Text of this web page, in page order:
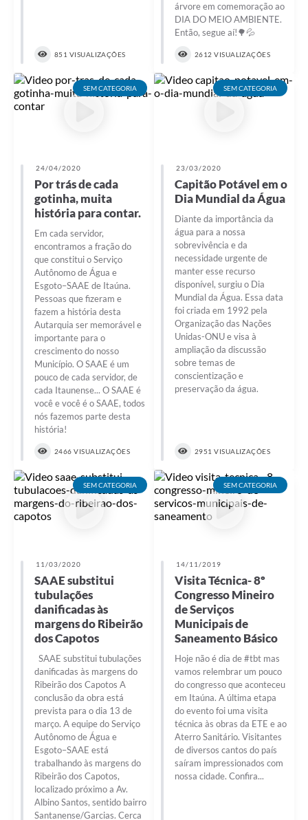
851 VISUALIZAÇÕES
árvore em comemoração ao
DIA DO MEIO AMBIENTE.
Então, segue aí!🌳💦
2612 VISUALIZAÇÕES
SEM CATEGORIA
24/04/2020
Por trás de cada
gotinha, muita
história para contar.
Em cada servidor,
encontramos a fração do
que constitui o Serviço
Autônomo de Água e
Esgoto–SAAE de Itaúna.
Pessoas que fizeram e
fazem a história desta
Autarquia ser memorável e
importante para o
crescimento do nosso
Município. O SAAE é um
pouco de cada servidor, de
cada Itaunense... O SAAE é
você e você é o SAAE, todos
nós fazemos parte desta
história!
2466 VISUALIZAÇÕES
SEM CATEGORIA
23/03/2020
Capitão Potável em o
Dia Mundial da Água
Diante da importância da
água para a nossa
sobrevivência e da
necessidade urgente de
manter esse recurso
disponível, surgiu o Dia
Mundial da Água. Essa data
foi criada em 1992 pela
Organização das Nações
Unidas-ONU e visa à
ampliação da discussão
sobre temas de
conscientização e
preservação da água.
2951 VISUALIZAÇÕES
SEM CATEGORIA
11/03/2020
SAAE substitui
tubulações
danificadas às
margens do Ribeirão
dos Capotos
SAAE substitui tubulações
danificadas às margens do
Ribeirão dos Capotos A
conclusão da obra está
prevista para o dia 13 de
março. A equipe do Serviço
Autônomo de Água e
Esgoto–SAAE está
trabalhando às margens do
Ribeirão dos Capotos,
localizado próximo a Av.
Albino Santos, sentido bairro
Santanense/Garcias. Cerca
SEM CATEGORIA
14/11/2019
Visita Técnica- 8º
Congresso Mineiro
de Serviços
Municipais de
Saneamento Básico
Hoje não é dia de #tbt mas
vamos relembrar um pouco
do congresso que aconteceu
em Itaúna. A última etapa
do evento foi uma visita
técnica às obras da ETE e ao
Aterro Sanitário. Visitantes
de diversos cantos do país
saíram impressionados com
nossa cidade. Confira...